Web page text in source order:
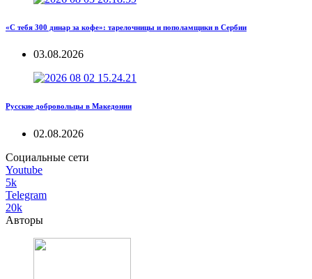
«С тебя 300 динар за кофе»: тарелочницы и пополамщики в Сербии
03.08.2026
Русские добровольцы в Македонии
02.08.2026
Социальные сети
Youtube
5k
Telegram
20k
Авторы